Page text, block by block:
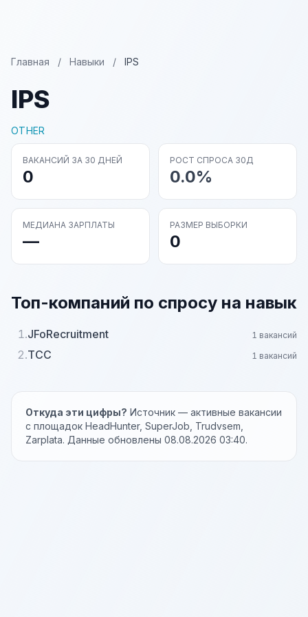
Главная / Навыки / IPS
IPS
OTHER
ВАКАНСИЙ ЗА 30 ДНЕЙ
0
РОСТ СПРОСА 30Д
0.0%
МЕДИАНА ЗАРПЛАТЫ
—
РАЗМЕР ВЫБОРКИ
0
Топ-компаний по спросу на навык
1.JFoRecruitment 1 вакансий
2.ТСС 1 вакансий
Откуда эти цифры? Источник — активные вакансии
с площадок HeadHunter, SuperJob, Trudvsem,
Zarplata. Данные обновлены 08.08.2026 03:40.